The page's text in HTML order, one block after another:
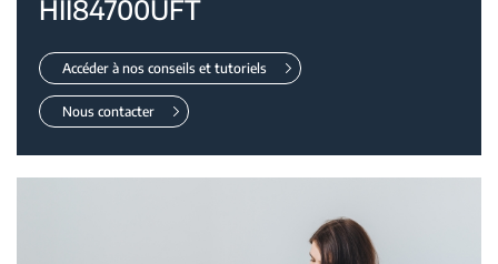
HII84700UFT
Accéder à nos conseils et tutoriels
Nous contacter